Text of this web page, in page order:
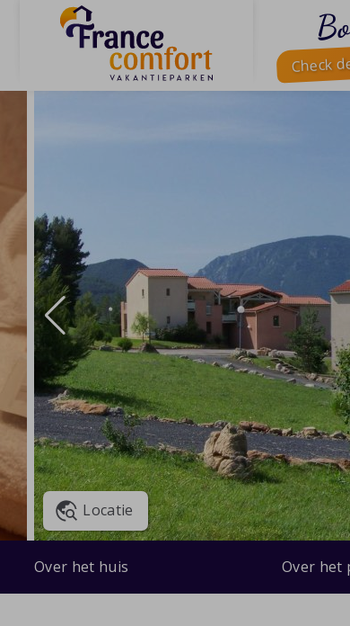
Check
Locatie
Over het huis Over het